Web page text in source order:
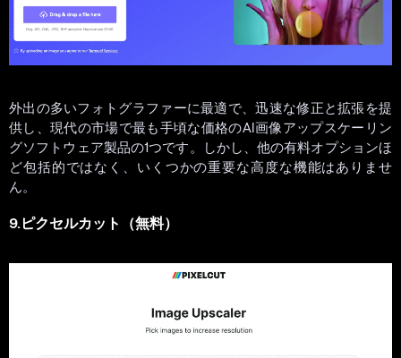
外出の多いフォトグラファーに最適で、迅速な修正と拡張を提
供し、現代の市場で最も手頃な価格のAI画像アップスケーリン
グソフトウェア製品の1つです。しかし、他の有料オプションほ
ど包括的ではなく、いくつかの重要な高度な機能はありませ
ん。
9.ピクセルカット（無料）